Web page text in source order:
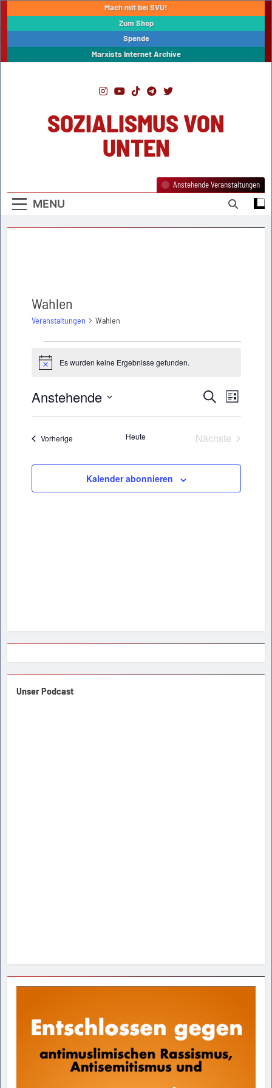
Mach mit bei SVU!
Zum Shop
Spende
Marxists Internet Archive
SOZIALISMUS VON
UNTEN
MENU
Anstehende Veranstaltungen
Wahlen
Veranstaltungen Wahlen
Veranstaltungen
HinweisEs wurden keine Ergebnisse gefunden.
Suche
und
Ansichten,
Navigation
Suche
Liste
Anstehende
VorherigeVeranstaltungen Heute
Nächste
Kalender abonnieren
Unser Podcast